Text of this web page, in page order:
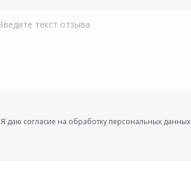
Я даю согласие на обработку персональных данных